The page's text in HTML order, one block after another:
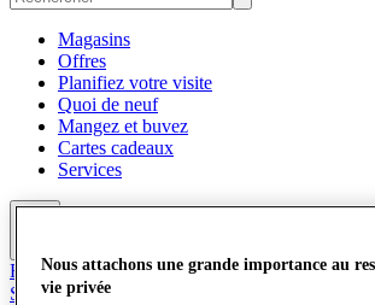
Magasins
Offres
Planifiez votre visite
Quoi de neuf
Mangez et buvez
Cartes cadeaux
Services
Rejoignez le club
Sauvé
Nous attachons une grande importance au
vie privée